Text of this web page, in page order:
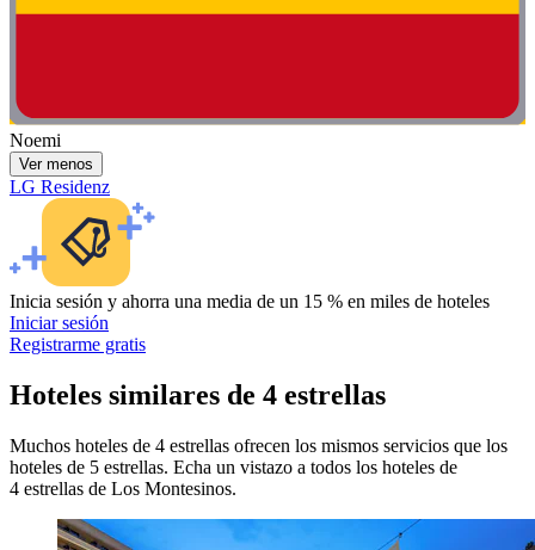
Noemi
Ver menos
LG Residenz
Inicia sesión y ahorra una media de un 15 % en miles de hoteles
Iniciar sesión
Registrarme gratis
Hoteles similares de 4 estrellas
Muchos hoteles de 4 estrellas ofrecen los mismos servicios que los
hoteles de 5 estrellas. Echa un vistazo a todos los hoteles de
4 estrellas de Los Montesinos.